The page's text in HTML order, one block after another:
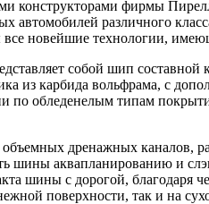
конструкторами фирмы
автомобилей различного
новейшие технологии,
собой шип составной
из карбида вольфрама, с
по обледенелым типам
дренажных каналов,
шины аквапланированию и
шины с дорогой, благодаря
поверхности, так и на